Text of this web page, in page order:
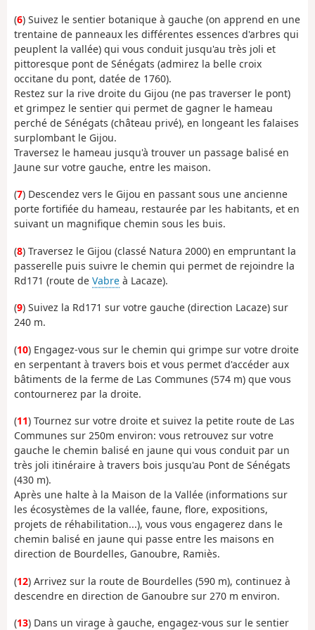
(6) Suivez le sentier botanique à gauche (on apprend en une
trentaine de panneaux les différentes essences d'arbres qui
peuplent la vallée) qui vous conduit jusqu'au très joli et
pittoresque pont de Sénégats (admirez la belle croix
occitane du pont, datée de 1760).
Restez sur la rive droite du Gijou (ne pas traverser le pont)
et grimpez le sentier qui permet de gagner le hameau
perché de Sénégats (château privé), en longeant les falaises
surplombant le Gijou.
Traversez le hameau jusqu'à trouver un passage balisé en
Jaune sur votre gauche, entre les maison.
(7) Descendez vers le Gijou en passant sous une ancienne
porte fortifiée du hameau, restaurée par les habitants, et en
suivant un magnifique chemin sous les buis.
(8) Traversez le Gijou (classé Natura 2000) en empruntant la
passerelle puis suivre le chemin qui permet de rejoindre la
Rd171 (route de Vabre à Lacaze).
(9) Suivez la Rd171 sur votre gauche (direction Lacaze) sur
240 m.
(10) Engagez-vous sur le chemin qui grimpe sur votre droite
en serpentant à travers bois et vous permet d'accéder aux
bâtiments de la ferme de Las Communes (574 m) que vous
contournerez par la droite.
(11) Tournez sur votre droite et suivez la petite route de Las
Communes sur 250m environ: vous retrouvez sur votre
gauche le chemin balisé en jaune qui vous conduit par un
très joli itinéraire à travers bois jusqu'au Pont de Sénégats
(430 m).
Après une halte à la Maison de la Vallée (informations sur
les écosystèmes de la vallée, faune, flore, expositions,
projets de réhabilitation...), vous vous engagerez dans le
chemin balisé en jaune qui passe entre les maisons en
direction de Bourdelles, Ganoubre, Ramiès.
(12) Arrivez sur la route de Bourdelles (590 m), continuez à
descendre en direction de Ganoubre sur 270 m environ.
(13) Dans un virage à gauche, engagez-vous sur le sentier